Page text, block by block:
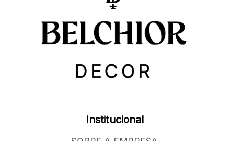
Institucional